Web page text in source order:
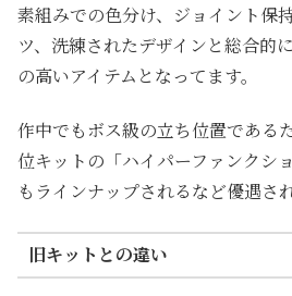
素組みでの色分け、ジョイント保
ツ、洗練されたデザインと総合的
の高いアイテムとなってます。
作中でもボス級の立ち位置である
位キットの「ハイパーファンクシ
もラインナップされるなど優遇さ
旧キットとの違い